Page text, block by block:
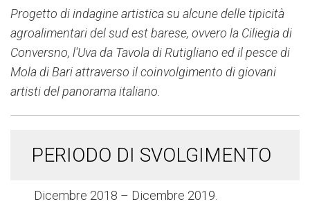
Progetto di indagine artistica su alcune delle tipicità
agroalimentari del sud est barese, ovvero la Ciliegia di
Conversno, l'Uva da Tavola di Rutigliano ed il pesce di
Mola di Bari attraverso il coinvolgimento di giovani
artisti del panorama italiano.
PERIODO DI SVOLGIMENTO
Dicembre 2018 – Dicembre 2019.